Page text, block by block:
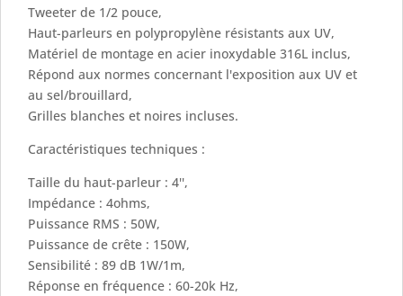
Tweeter de 1/2 pouce,
Haut-parleurs en polypropylène résistants aux UV,
Matériel de montage en acier inoxydable 316L inclus,
Répond aux normes concernant l'exposition aux UV et
au sel/brouillard,
Grilles blanches et noires incluses.
Caractéristiques techniques :
Taille du haut-parleur : 4'',
Impédance : 4ohms,
Puissance RMS : 50W,
Puissance de crête : 150W,
Sensibilité : 89 dB 1W/1m,
Réponse en fréquence : 60-20k Hz,